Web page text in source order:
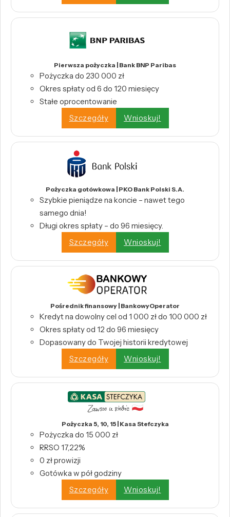
Pierwsza pożyczka | Bank BNP Paribas
Pożyczka do 230 000 zł
Okres spłaty od 6 do 120 miesięcy
Stałe oprocentowanie
Szczegóły
Wnioskuj!
Pożyczka gotówkowa | PKO Bank Polski S.A.
Szybkie pieniądze na koncie – nawet tego
samego dnia!
Długi okres spłaty – do 96 miesięcy.
Szczegóły
Wnioskuj!
Pośrednik finansowy | BankowyOperator
Kredyt na dowolny cel od 1 000 zł do 100 000 zł
Okres spłaty od 12 do 96 miesięcy
Dopasowany do Twojej historii kredytowej
Szczegóły
Wnioskuj!
Pożyczka 5, 10, 15 | Kasa Stefczyka
Pożyczka do 15 000 zł
RRSO 17,22%
0 zł prowizji
Gotówka w pół godziny
Szczegóły
Wnioskuj!